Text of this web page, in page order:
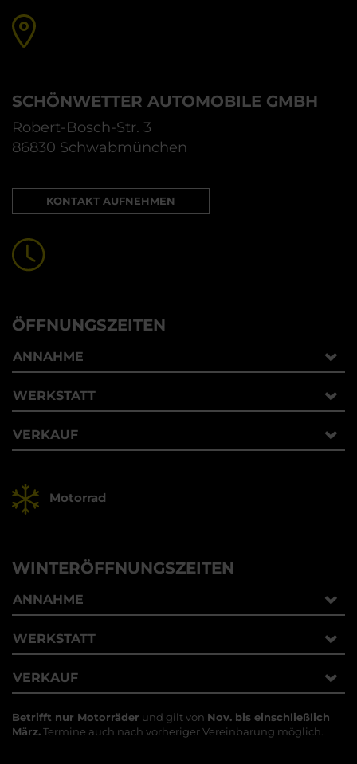
SCHÖNWETTER AUTOMOBILE GMBH
Robert-Bosch-Str. 3
86830 Schwabmünchen
KONTAKT AUFNEHMEN
ÖFFNUNGSZEITEN
ANNAHME
WERKSTATT
VERKAUF
Motorrad
WINTERÖFFNUNGSZEITEN
ANNAHME
WERKSTATT
VERKAUF
Betrifft nur Motorräder und gilt von Nov. bis einschließlich
März.Termine auch nach vorheriger Vereinbarung möglich.